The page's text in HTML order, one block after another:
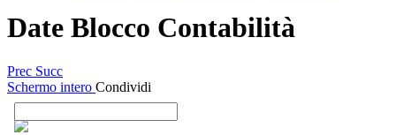
Date Blocco Contabilità
Prec Succ
Schermo intero Condividi